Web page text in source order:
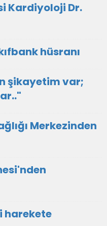
Kardiyoloji Dr.
hüsranı
şikayetim var;
Merkezinden
harekete